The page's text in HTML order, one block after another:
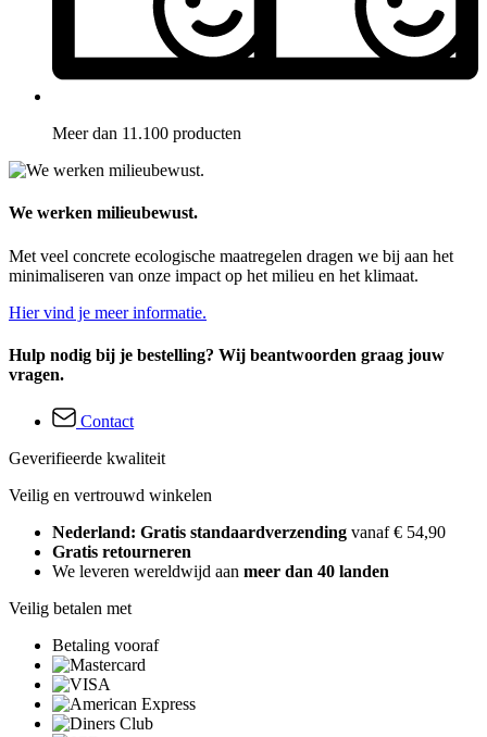
Meer dan 11.100 producten
We werken milieubewust.
Met veel concrete ecologische maatregelen dragen we bij aan het
minimaliseren van onze impact op het milieu en het klimaat.
Hier vind je meer informatie.
Hulp nodig bij je bestelling? Wij beantwoorden graag jouw
vragen.
Contact
Geverifieerde kwaliteit
Veilig en vertrouwd winkelen
Nederland: Gratis standaardverzending vanaf € 54,90
Gratis retourneren
We leveren wereldwijd aan meer dan 40 landen
Veilig betalen met
Betaling vooraf